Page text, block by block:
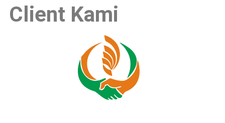
Client Kami